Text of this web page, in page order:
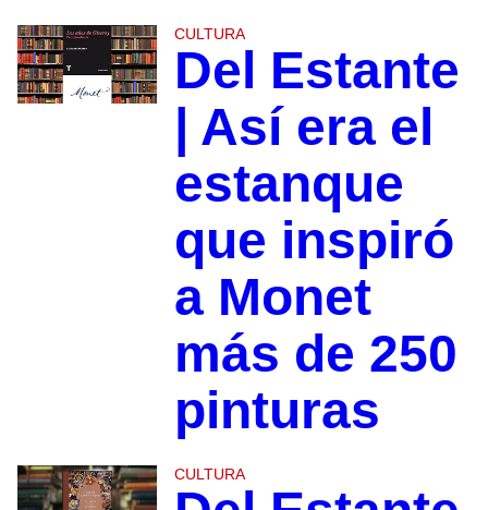
CULTURA
Del Estante
| Así era el
estanque
que inspiró
a Monet
más de 250
pinturas
CULTURA